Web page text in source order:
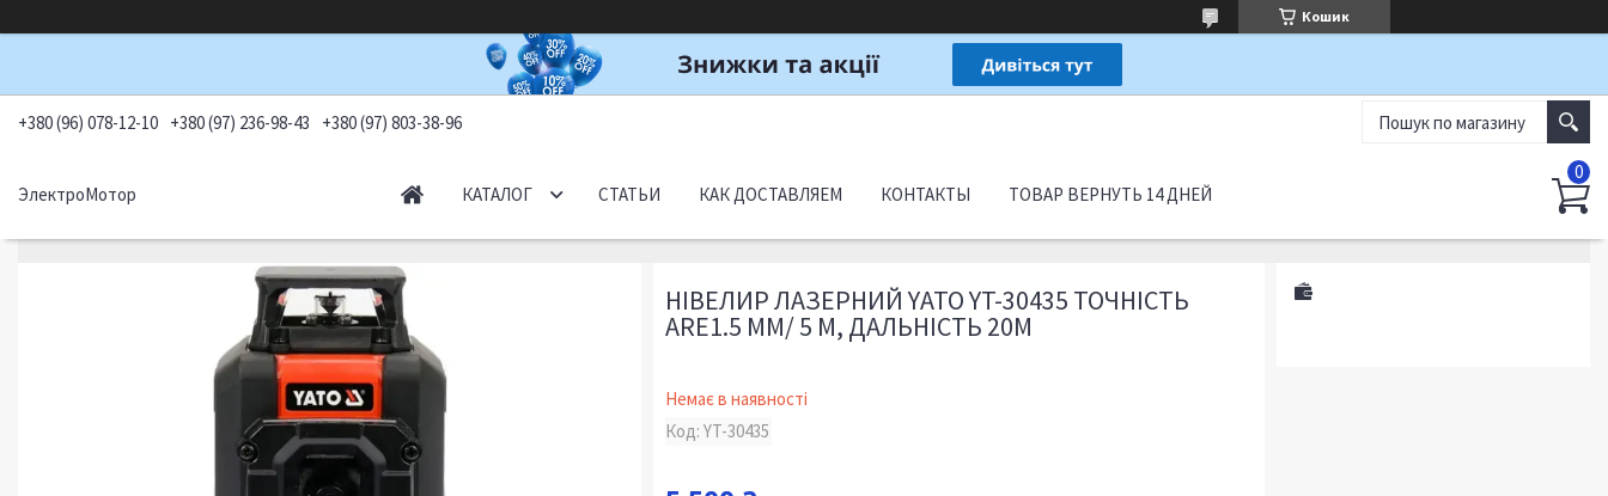
Кошик
+380 (96) 078-12-10 +380 (97) 236-98-43 +380 (97) 803-38-96
ЭлектроМотор КАТАЛОГ СТАТЬИ КАК ДОСТАВЛЯЕМ КОНТАКТЫ ТОВАР ВЕРНУТЬ 14 ДНЕЙ
НІВЕЛИР ЛАЗЕРНИЙ YATO YT-30435 ТОЧНІСТЬ
ARE1.5 ММ/ 5 М, ДАЛЬНІСТЬ 20М
Немає в наявності
Код:YT-30435